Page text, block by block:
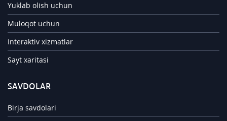
Yuklab olish uchun
Muloqot uchun
Interaktiv xizmatlar
Sayt xaritasi
SAVDOLAR
Birja savdolari